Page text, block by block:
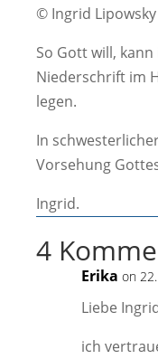
© Ingrid Lipowsky
So Gott will,
Niederschrift im
legen.
In
Vorsehung
Ingrid.
4
Erika on
Liebe
ich